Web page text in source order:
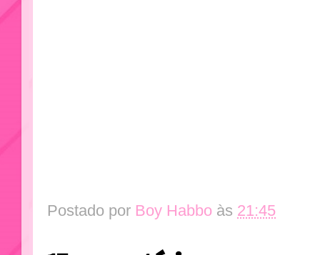
Postado por Boy Habbo às 21:45